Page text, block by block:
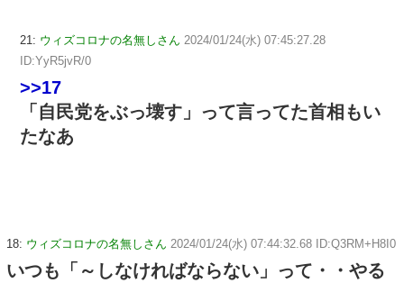
21: ウィズコロナの名無しさん 2024/01/24(水) 07:45:27.28
ID:YyR5jvR/0
>>17
「自民党をぶっ壊す」って言ってた首相もい
たなあ
18: ウィズコロナの名無しさん 2024/01/24(水) 07:44:32.68 ID:Q3RM+H8I0
いつも「～しなければならない」って・・やる